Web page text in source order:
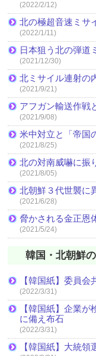
(2022/2/12)
北の極超音速ミサ
(2022/1/11)
日本狙う北の弾道
(2021/12/30)
北ミサイル連射の
(2021/9/21)
アフガン輸送作戦
(2021/9/08)
米中対立と「帝国
(2021/8/25)
北の対南威嚇に振
(2021/8/05)
北朝鮮３代世襲に
(2021/6/28)
脅かされる金正恩
(2021/5/24)
韓国・北朝鮮
【韓国紙】委員会
(2022/3/31)
【韓国紙】企業
に備え布石
(2022/3/31)
【韓国紙】大統